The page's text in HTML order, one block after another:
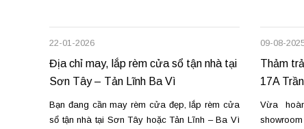
22-01-2026
Địa chỉ may, lắp rèm cửa sổ tận nhà tại
Sơn Tây – Tản Lĩnh Ba Vì
Bạn đang cần may rèm cửa đẹp, lắp rèm cửa
sổ tận nhà tại Sơn Tây hoặc Tản Lĩnh – Ba Vì
09-08-
Thảm
17A
Vừa